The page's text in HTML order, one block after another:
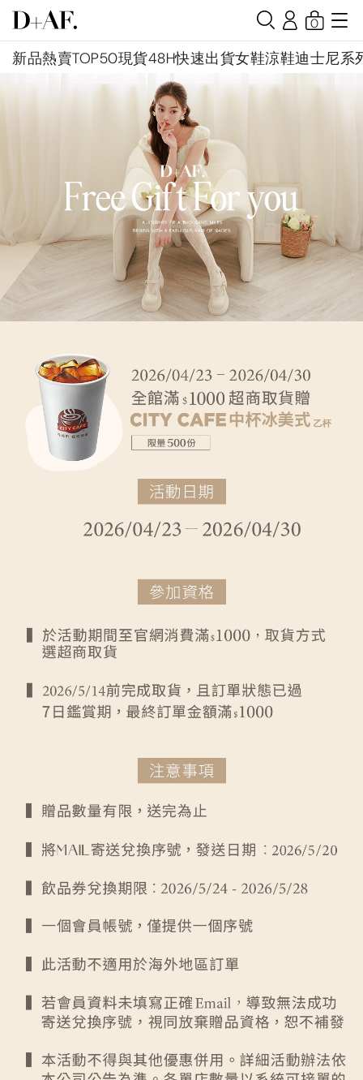
新品熱賣TOP50現貨48H快速出貨女鞋涼鞋迪士尼系
0